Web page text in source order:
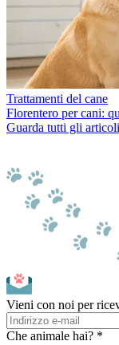
Trattamenti del cane
Florentero per cani:
Guarda tutti gli articoli
Vieni con noi per
Che animale hai? *